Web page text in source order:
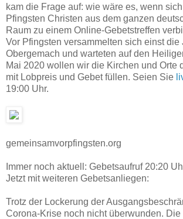
kam die Frage auf: wie wäre es, wenn
Pfingsten Christen aus dem ganzen
Raum zu einem Online-Gebetstreffen
Vor Pfingsten versammelten sich einst die
Obergemach und warteten auf den
Mai 2020 wollen wir die Kirchen und Orte
mit Lobpreis und Gebet füllen. Seien Sie
19:00 Uhr.
gemeinsamvorpfingsten.org
Immer noch aktuell: Gebetsaufruf 20:20
Jetzt mit weiteren Gebetsanliegen:
Trotz der Lockerung der
Corona-Krise noch nicht überwunden.